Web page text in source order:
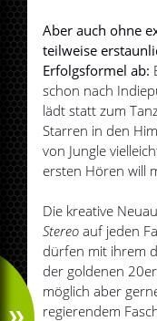
Aber auch ohne
teilweise
Erfolgsformel ab:
schon nach
lädt statt zum
Starren in den
von Jungle
ersten Hören will
Die kreative
Stereo auf jeden
dürfen mit ihrem
der goldenen
möglich aber
regierendem